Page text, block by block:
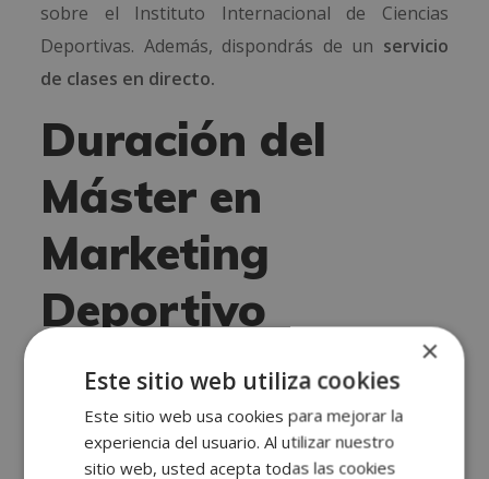
sobre el Instituto Internacional de Ciencias
Deportivas. Además, dispondrás de un servicio
de clases en directo.
Duración del
Máster en
Marketing
Deportivo
150
horas, las cuales podrás repartirlasa lo largo de
un año. Si requieres más tiempo para terminar la
formación, puedes extender un año más de
×
Este sitio web utiliza cookies
Este sitio web usa cookies para mejorar la
experiencia del usuario. Al utilizar nuestro
sitio web, usted acepta todas las cookies